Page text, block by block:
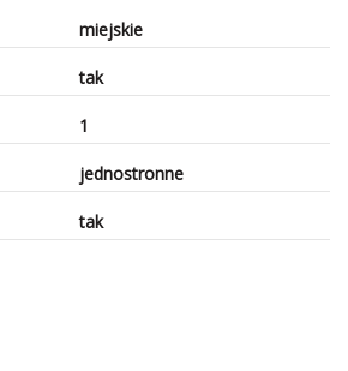
miejskie
tak
1
jednostronne
tak